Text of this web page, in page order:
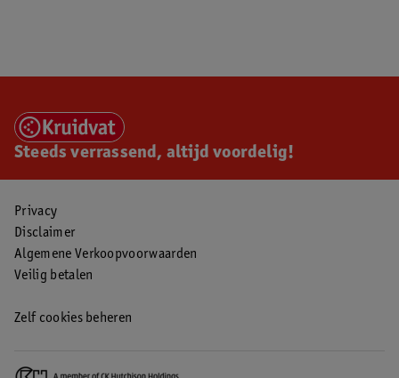
Steeds verrassend, altijd voordelig!
Privacy
Disclaimer
Algemene Verkoopvoorwaarden
Veilig betalen
Zelf cookies beheren